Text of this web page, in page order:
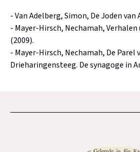
- Van Adelberg, Simon, De Joden
- Mayer-Hirsch, Nechamah,
(2009).
- Mayer-Hirsch, Nechamah, De Parel
Drieharingensteeg. De synagoge in